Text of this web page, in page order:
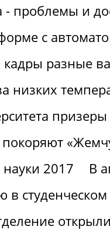
- проблемы и
с
разные
низких
покоряют
2017
В
в